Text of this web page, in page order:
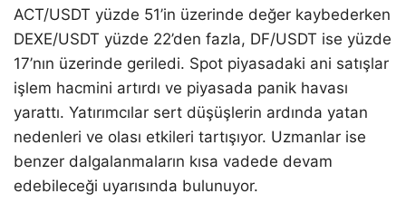
ACT/USDT yüzde 51’in üzerinde değer kaybederken
DEXE/USDT yüzde 22’den fazla, DF/USDT ise yüzde
17’nın üzerinde geriledi. Spot piyasadaki ani satışlar
işlem hacmini artırdı ve piyasada panik havası
yarattı. Yatırımcılar sert düşüşlerin ardında yatan
nedenleri ve olası etkileri tartışıyor. Uzmanlar ise
benzer dalgalanmaların kısa vadede devam
edebileceği uyarısında bulunuyor.